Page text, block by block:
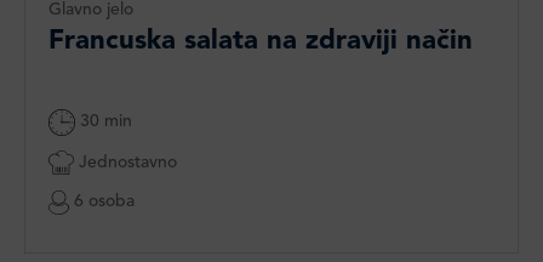
Glavno jelo
Francuska salata na zdraviji način
30 min
Jednostavno
6 osoba